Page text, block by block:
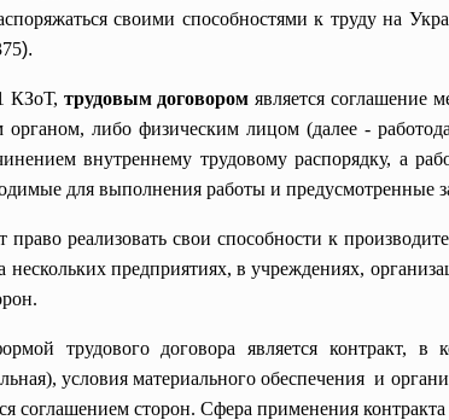
своими способностями к труду на
).
КЗоТ, трудовым договором является соглашение
либо физическим лицом (далее -
внутреннему трудовому распорядку, а
для выполнения работы и предусмотренные
реализовать свои способности к
предприятиях, в учреждениях,
трудового договора является контракт, в
условия материальногообеспечения и
соглашением сторон. Сфера применения